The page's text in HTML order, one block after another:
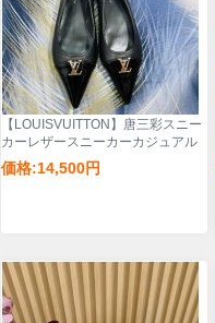
【LOUISVUITTON】唐三彩スニー
カーレザースニーカーカジュアル
シューズレディース
価格:14,500円